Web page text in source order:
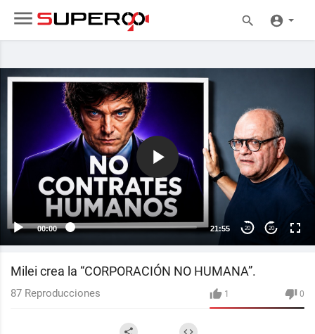
00:00 21:55 20 20
Milei crea la “CORPORACIÓN NO HUMANA”.
1 0
87 Reproducciones